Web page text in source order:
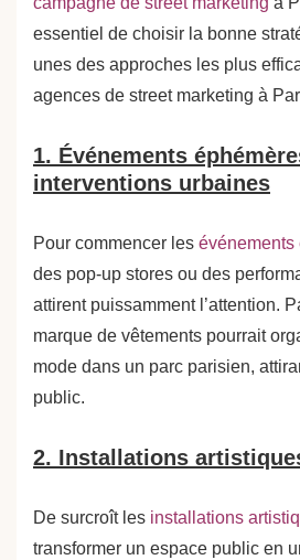
essentiel de choisir la bonne
unes des approches les plus
agences de street marketing à
1. Événements
interventions urbaines
Pour commencer les événements
des pop-up stores ou des
attirent puissamment l’attention.
marque de vêtements pourrait
mode dans un parc parisien,
public.
2. Installations
De surcroît les installations
transformer un espace public en